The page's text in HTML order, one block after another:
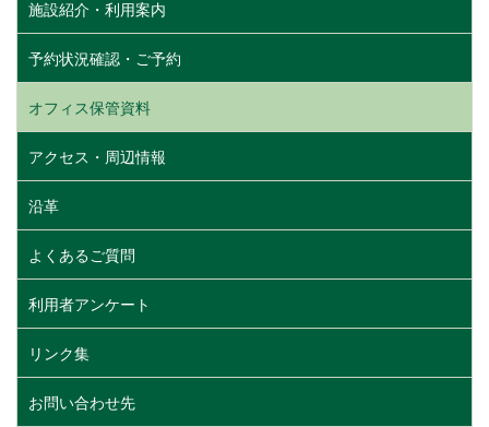
施設紹介・利用案内
予約状況確認・ご予約
オフィス保管資料
アクセス・周辺情報
沿革
よくあるご質問
利用者アンケート
リンク集
お問い合わせ先